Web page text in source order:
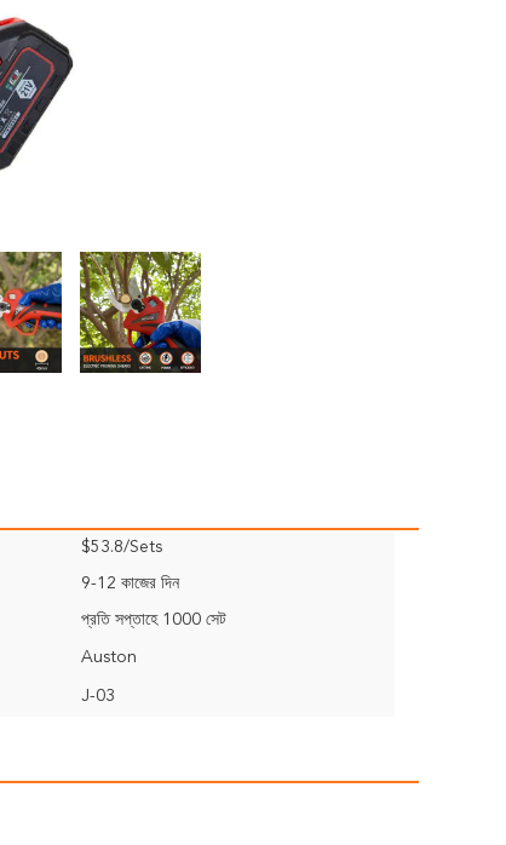
$53.8/Sets
9-12 কাজের দিন
প্রতি সপ্তাহে 1000 সেট
Auston
J-03